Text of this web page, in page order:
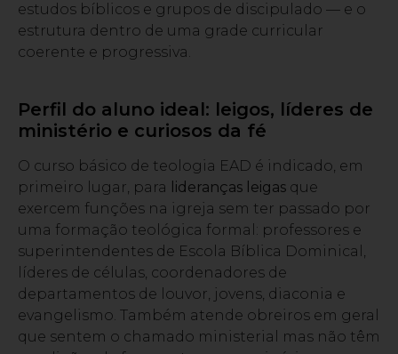
estudos bíblicos e grupos de discipulado — e o
estrutura dentro de uma grade curricular
coerente e progressiva.
Perfil do aluno ideal: leigos, líderes de
ministério e curiosos da fé
O curso básico de teologia EAD é indicado, em
primeiro lugar, para
lideranças leigas que
exercem funções na igreja sem ter passado por
uma formação teológica formal: professores e
superintendentes de Escola Bíblica Dominical,
líderes de células, coordenadores de
departamentos de louvor, jovens, diaconia e
evangelismo. Também atende obreiros em geral
que sentem o chamado ministerial mas não têm